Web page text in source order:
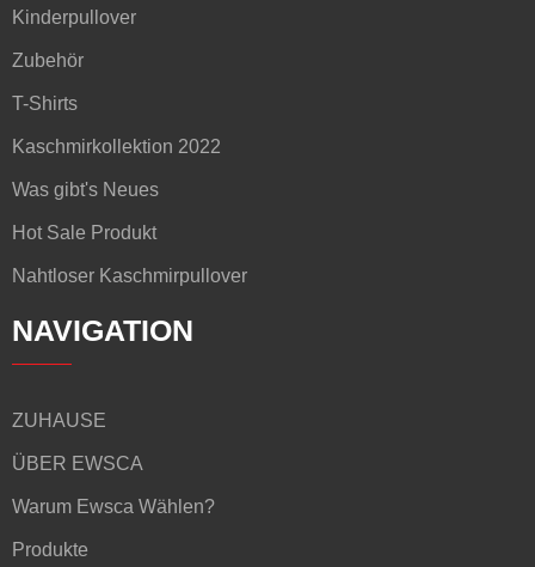
Kinderpullover
Zubehör
T-Shirts
Kaschmirkollektion 2022
Was gibt's Neues
Hot Sale Produkt
Nahtloser Kaschmirpullover
NAVIGATION
ZUHAUSE
ÜBER EWSCA
Warum Ewsca Wählen?
Produkte